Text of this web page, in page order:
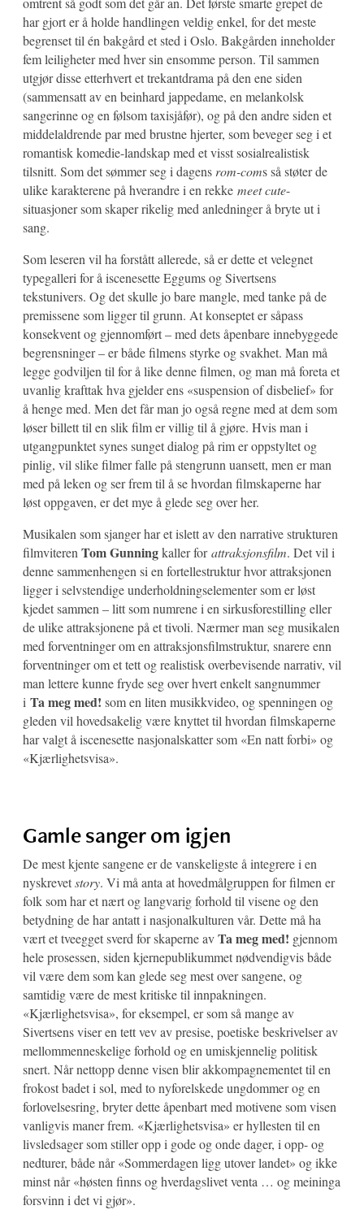
har gjort er å holde handlingen veldig enkel, for det meste
begrenset til én bakgård et sted i Oslo. Bakgården inneholder
fem leiligheter med hver sin ensomme person. Til sammen
utgjør disse etterhvert et trekantdrama på den ene siden
(sammensatt av en beinhard jappedame, en melankolsk
sangerinne og en følsom taxisjåfør), og på den andre siden et
middelaldrende par med brustne hjerter, som beveger seg i et
romantisk komedie-landskap med et visst sosialrealistisk
tilsnitt. Som det sømmer seg i dagens rom-coms så støter de
ulike karakterene på hverandre i en rekke meet cute-
situasjoner som skaper rikelig med anledninger å bryte ut i
sang.
Som leseren vil ha forstått allerede, så er dette et velegnet
typegalleri for å iscenesette Eggums og Sivertsens
tekstunivers. Og det skulle jo bare mangle, med tanke på de
premissene som ligger til grunn. At konseptet er såpass
konsekvent og gjennomført – med dets åpenbare innebyggede
begrensninger – er både filmens styrke og svakhet. Man må
legge godviljen til for å like denne filmen, og man må foreta et
uvanlig krafttak hva gjelder ens «suspension of disbelief» for
å henge med. Men det får man jo også regne med at dem som
løser billett til en slik film er villig til å gjøre. Hvis man i
utgangpunktet synes sunget dialog på rim er oppstyltet og
pinlig, vil slike filmer falle på stengrunn uansett, men er man
med på leken og ser frem til å se hvordan filmskaperne har
løst oppgaven, er det mye å glede seg over her.
Musikalen som sjanger har et islett av den narrative strukturen
filmviteren Tom Gunningkaller forattraksjonsfilm. Det vil i
denne sammenhengen si en fortellestruktur hvor attraksjonen
ligger i selvstendige underholdningselementer som er løst
kjedet sammen – litt som numrene i en sirkusforestilling eller
de ulike attraksjonene på et tivoli. Nærmer man seg musikalen
med forventninger om en attraksjonsfilmstruktur, snarere enn
forventninger om et tett og realistisk overbevisende narrativ, vil
man lettere kunne fryde seg over hvert enkelt sangnummer
i Ta meg med! som en liten musikkvideo, og spenningen og
gleden vil hovedsakelig være knyttet til hvordan filmskaperne
har valgt å iscenesette nasjonalskatter som «En natt forbi» og
«Kjærlighetsvisa».
Gamle sanger om igjen
De mest kjente sangene er de vanskeligste å integrere i en
nyskrevetstory. Vi må anta at hovedmålgruppen for filmen er
folk som har et nært og langvarig forhold til visene og den
betydning de har antatt i nasjonalkulturen vår. Dette må ha
vært et tveegget sverd for skaperne avTa meg med! gjennom
hele prosessen, siden kjernepublikummet nødvendigvis både
vil være dem som kan glede seg mest over sangene, og
samtidig være de mest kritiske til innpakningen.
«Kjærlighetsvisa», for eksempel, er som så mange av
Sivertsens viser en tett vev av presise, poetiske beskrivelser av
mellommenneskelige forhold og en umiskjennelig politisk
snert. Når nettopp denne visen blir akkompagnementet til en
frokost badet i sol, med to nyforelskede ungdommer og en
forlovelsesring, bryter dette åpenbart med motivene som visen
vanligvis maner frem. «Kjærlighetsvisa» er hyllesten til en
livsledsager som stiller opp i gode og onde dager, i opp- og
nedturer, både når «Sommerdagen ligg utover landet» og ikke
minst når «høsten finns og hverdagslivet venta … og meininga
forsvinn i det vi gjør».